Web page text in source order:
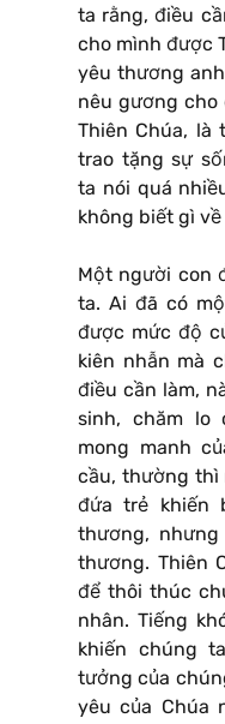
ta rằng, điều
cho mình được
yêu thương
nêu gương cho
Thiên Chúa, là
trao tặng sự
ta nói quá
không biết gì
Một người con
ta. Ai đã có
được mức độ
kiên nhẫn mà
điều cần làm,
sinh, chăm
mong manh
cầu, thường thì
đứa trẻ khiến
thương,
thương. Thiên
để thôi thúc
nhân. Tiếng
khiến chúng
tưởng của
yêu của Chúa